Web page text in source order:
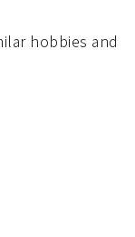
hobbies and